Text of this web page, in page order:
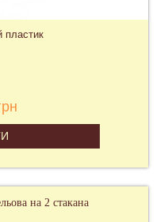
пластик
на 2 стакана